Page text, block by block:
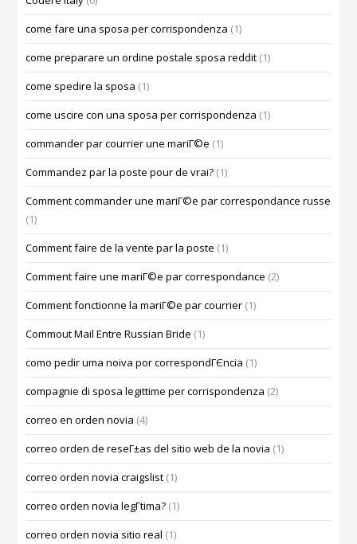
come fare una sposa per corrispondenza (1)
come preparare un ordine postale sposa reddit (1)
come spedire la sposa (1)
come uscire con una sposa per corrispondenza (1)
commander par courrier une mariГ©e (1)
Commandez par la poste pour de vrai? (1)
Comment commander une mariГ©e par correspondance russe
(1)
Comment faire de la vente par la poste (1)
Comment faire une mariГ©e par correspondance (2)
Comment fonctionne la mariГ©e par courrier (1)
Commout Mail Entre Russian Bride (1)
como pedir uma noiva por correspondГЄncia (1)
compagnie di sposa legittime per corrispondenza (2)
correo en orden novia (4)
correo orden de reseГ±as del sitio web de la novia (1)
correo orden novia craigslist (1)
correo orden novia legГ­tima? (1)
correo orden novia sitio real (1)